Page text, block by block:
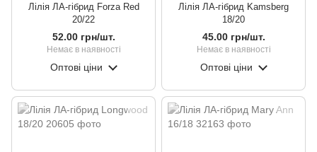
Лілія ЛА-гібрид Forza Red
20/22
52.00 грн/шт.
Немає в наявності
Оптові ціни
Лілія ЛА-гібрид Kamsberg
18/20
45.00 грн/шт.
Немає в наявності
Оптові ціни